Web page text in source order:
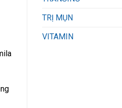
TRỊ MỤN
VITAMIN